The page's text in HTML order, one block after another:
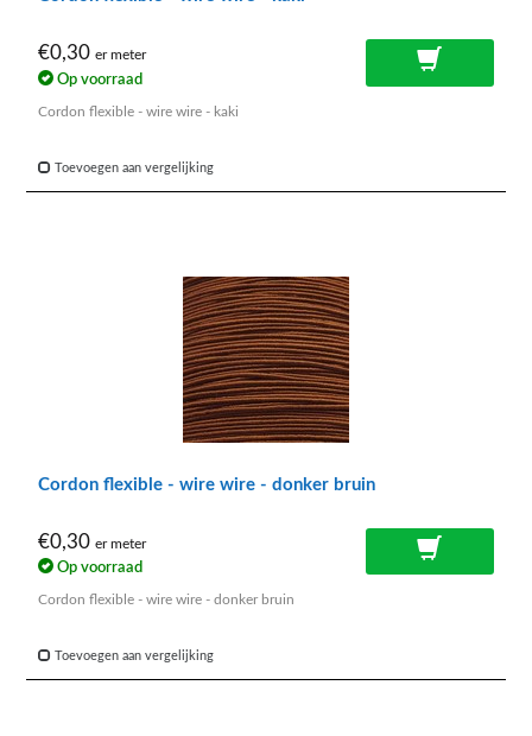
€0,30 er meter
Op voorraad
Cordon flexible - wire wire - kaki
Toevoegen aan vergelijking
Cordon flexible - wire wire - donker bruin
€0,30 er meter
Op voorraad
Cordon flexible - wire wire - donker bruin
Toevoegen aan vergelijking